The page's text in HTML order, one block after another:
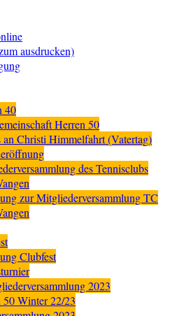
ausdrucken)
40
Herren 50
an Christi Himmelfahrt (Vatertag)
des Tennisclubs
zur Mitgliederversammlung TC
Clubfest
2023
50 Winter 22/23